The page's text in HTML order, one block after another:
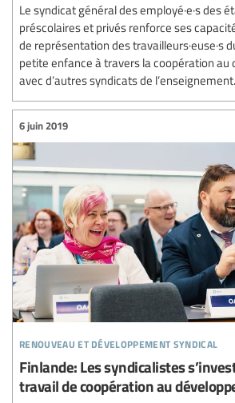
Le syndicat général des employé·e·s des
préscolaires et privés renforce ses
de représentation des travailleurs·euse·s
petite enfance à travers la coopération au
avec d’autres syndicats de l’enseignement.
renouveau et développement syndical
6 juin 2019
Finlande: Les syndicalistes
travail de coopération au